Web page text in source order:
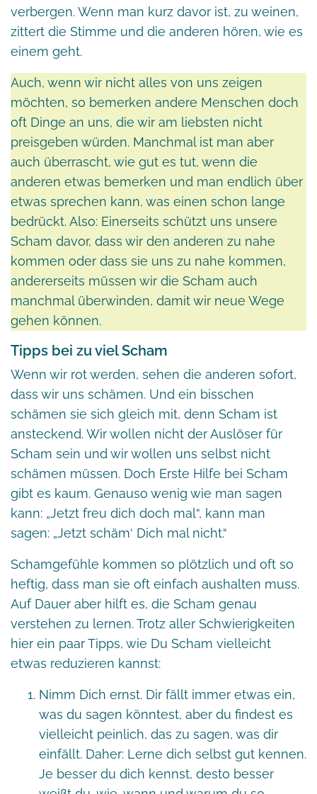
verbergen. Wenn man kurz davor ist, zu weinen,
zittert die Stimme und die anderen hören, wie es
einem geht.
Auch, wenn wir nicht alles von uns zeigen
möchten, so bemerken andere Menschen doch
oft Dinge an uns, die wir am liebsten nicht
preisgeben würden. Manchmal ist man aber
auch überrascht, wie gut es tut, wenn die
anderen etwas bemerken und man endlich über
etwas sprechen kann, was einen schon lange
bedrückt. Also: Einerseits schützt uns unsere
Scham davor, dass wir den anderen zu nahe
kommen oder dass sie uns zu nahe kommen,
andererseits müssen wir die Scham auch
manchmal überwinden, damit wir neue Wege
gehen können.
Tipps bei zu viel Scham
Wenn wir rot werden, sehen die anderen sofort,
dass wir uns schämen. Und ein bisschen
schämen sie sich gleich mit, denn Scham ist
ansteckend. Wir wollen nicht der Auslöser für
Scham sein und wir wollen uns selbst nicht
schämen müssen. Doch Erste Hilfe bei Scham
gibt es kaum. Genauso wenig wie man sagen
kann: „Jetzt freu dich doch mal“, kann man
sagen: „Jetzt schäm‘ Dich mal nicht.“
Schamgefühle kommen so plötzlich und oft so
heftig, dass man sie oft einfach aushalten muss.
Auf Dauer aber hilft es, die Scham genau
verstehen zu lernen. Trotz aller Schwierigkeiten
hier ein paar Tipps, wie Du Scham vielleicht
etwas reduzieren kannst:
Nimm Dich ernst. Dir fällt immer etwas ein,
was du sagen könntest, aber du findest es
vielleicht peinlich, das zu sagen, was dir
einfällt. Daher: Lerne dich selbst gut kennen.
Je besser du dich kennst, desto besser